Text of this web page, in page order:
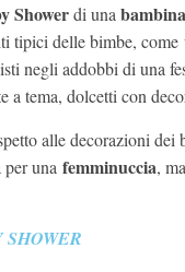
Showerdi una bambina
tipici delle bimbe, come
negli addobbi di una
a tema, dolcetti con
alle decorazioni
per una femminuccia,